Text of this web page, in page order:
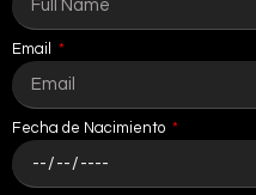
Email
Fecha de Nacimiento